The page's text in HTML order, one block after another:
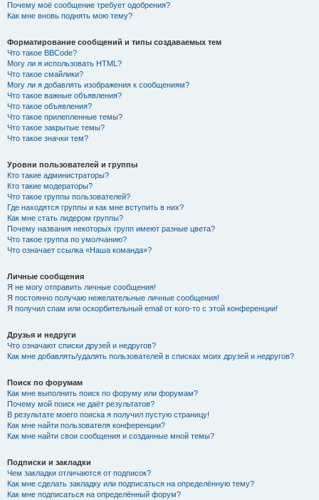
Почему моё сообщение требует одобрения?
Как мне вновь поднять мою тему?
Форматирование сообщений и типы создаваемых тем
Что такое BBCode?
Могу ли я использовать HTML?
Что такое смайлики?
Могу ли я добавлять изображения к сообщениям?
Что такое важные объявления?
Что такое объявления?
Что такое прилепленные темы?
Что такое закрытые темы?
Что такое значки тем?
Уровни пользователей и группы
Кто такие администраторы?
Кто такие модераторы?
Что такое группы пользователей?
Где находятся группы и как мне вступить в них?
Как мне стать лидером группы?
Почему названия некоторых групп имеют разные цвета?
Что такое группа по умолчанию?
Что означает ссылка «Наша команда»?
Личные сообщения
Я не могу отправить личные сообщения!
Я постоянно получаю нежелательные личные сообщения!
Я получил спам или оскорбительный email от кого-то с этой конференции!
Друзья и недруги
Что означают списки друзей и недругов?
Как мне добавлять/удалять пользователей в списках моих друзей и недругов?
Поиск по форумам
Как мне выполнить поиск по форуму или форумам?
Почему мой поиск не даёт результатов?
В результате моего поиска я получил пустую страницу!
Как мне найти пользователя конференции?
Как мне найти свои сообщения и созданные мной темы?
Подписки и закладки
Чем закладки отличаются от подписок?
Как мне сделать закладку или подписаться на определённую тему?
Как мне подписаться на определённый форум?